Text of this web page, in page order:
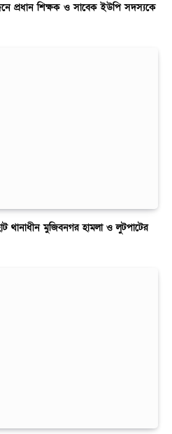
প্রধান শিক্ষক ও সাবেক ইউপি সদস্যকে
থানাধীন মুজিবনগর হামলা ও লুটপাটের